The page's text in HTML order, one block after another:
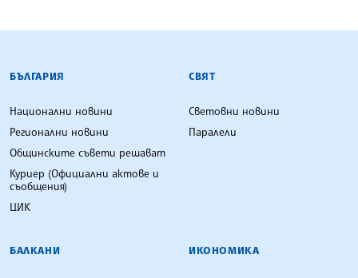
БЪЛГАРСКА ТЕЛЕГРАФНА АГЕНЦИЯ
БЪЛГАРИЯ
Национални новини
Регионални новини
Общинските съвети решават
Куриер (Официални актове и
съобщения)
ЦИК
СВЯТ
Световни новини
Паралели
БАЛКАНИ ИКОНОМИКА